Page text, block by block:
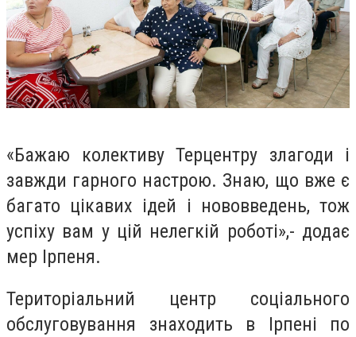
«Бажаю колективу Терцентру злагоди і
завжди гарного настрою. Знаю, що вже є
багато цікавих ідей і нововведень, тож
успіху вам у цій нелегкій роботі»,- додає
мер Ірпеня.
Територіальний центр соціального
обслуговування знаходить в Ірпені по